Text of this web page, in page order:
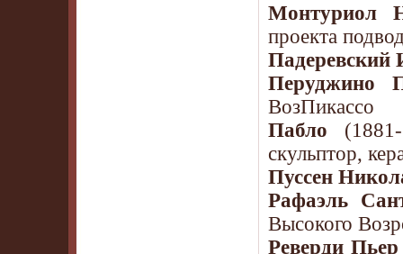
Монтуриол
проекта
Перуджино
ВозПикассо
Пабло
скульптор,
Пуссен
Рафаэль
Высокого
Реверди Пьер